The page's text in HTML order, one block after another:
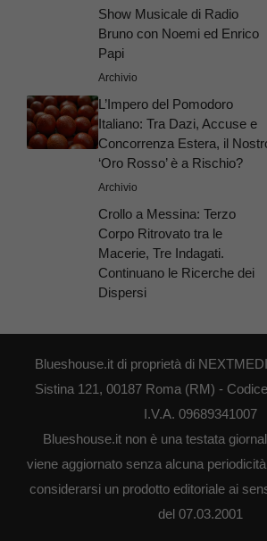
Show Musicale di Radio
Bruno con Noemi ed Enrico
Papi
Archivio
L’Impero del Pomodoro
Italiano: Tra Dazi, Accuse e
Concorrenza Estera, il
‘Oro Rosso’ è a Rischio?
Archivio
Crollo a Messina: Terzo
Corpo Ritrovato tra le
Macerie, Tre Indagati.
Continuano le Ricerche dei
Dispersi
Blueshouse.it di proprietà di
Sistina 121, 00187 Roma (RM) -
I.V.A. 09689341007
Blueshouse.it non è una testata
viene aggiornato senza alcuna
considerarsi un prodotto editoriale ai
del 07.03.2001